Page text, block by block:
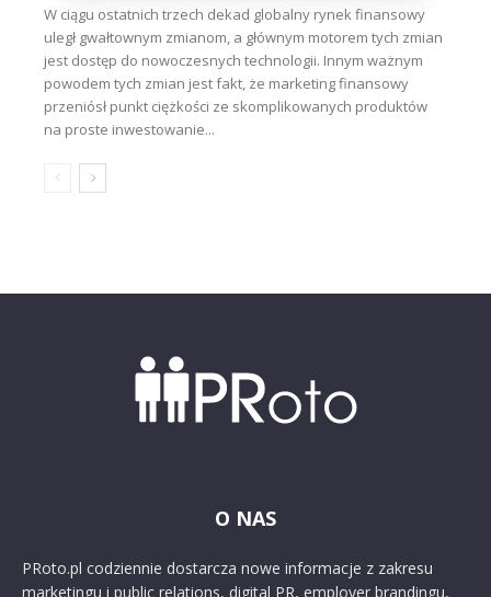
W ciągu ostatnich trzech dekad globalny rynek finansowy
uległ gwałtownym zmianom, a głównym motorem tych zmian
jest dostęp do nowoczesnych technologii. Innym ważnym
powodem tych zmian jest fakt, że marketing finansowy
przeniósł punkt ciężkości ze skomplikowanych produktów
na proste inwestowanie...
O NAS
PRoto.pl codziennie dostarcza nowe informacje z zakresu
marketingu i public relations, digital PR, employer brandingu,